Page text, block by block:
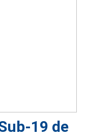
19 de